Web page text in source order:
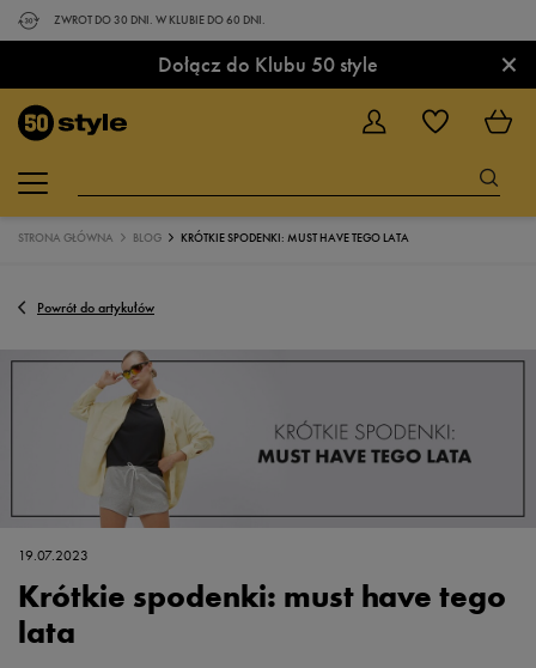
ZWROT DO 30 DNI. W KLUBIE DO 60 DNI.
Dołącz do Klubu 50 style ×
STRONA GŁÓWNA BLOG KRÓTKIE SPODENKI: MUST HAVE TEGO LATA
Powrót do artykułów
19.07.2023
Krótkie spodenki: must have tego
lata